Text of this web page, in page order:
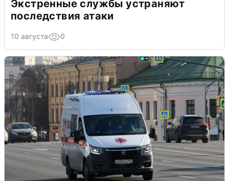
Экстренные службы устраняют
последствия атаки
10 августа 0